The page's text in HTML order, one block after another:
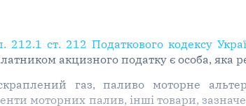
212.1 ст. 212 Податкового кодексу
акцизного податку є особа, яка
газ, паливо моторне
моторних палив, інші товари,